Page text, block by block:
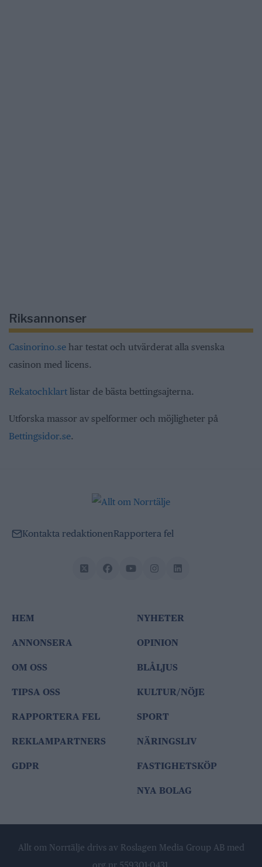
Riksannonser
Casinorino.se har testat och utvärderat alla svenska
casinon med licens.
Rekatochklart listar de bästa bettingsajterna.
Utforska massor av spelformer och möjligheter på
Bettingsidor.se.
Kontakta redaktionenRapportera fel
HEM
ANNONSERA
OM OSS
TIPSA OSS
RAPPORTERA FEL
REKLAMPARTNERS
GDPR
NYHETER
OPINION
BLÅLJUS
KULTUR/NÖJE
SPORT
NÄRINGSLIV
FASTIGHETSKÖP
NYA BOLAG
Allt om Norrtälje drivs av Roslagen Media Group AB med